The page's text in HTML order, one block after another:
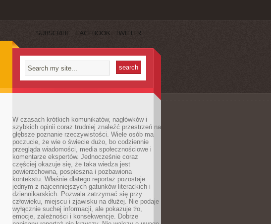
SUBSCRIBE FACEBOOK TWITTER
W czasach krótkich komunikatów, nagłówków i
szybkich opinii coraz trudniej znaleźć przestrzeń na
głębsze poznanie rzeczywistości. Wiele osób ma
poczucie, że wie o świecie dużo, bo codziennie
przegląda wiadomości, media społecznościowe i
komentarze ekspertów. Jednocześnie coraz
częściej okazuje się, że taka wiedza jest
powierzchowna, pospieszna i pozbawiona
kontekstu. Właśnie dlatego reportaż pozostaje
jednym z najcenniejszych gatunków literackich i
dziennikarskich. Pozwala zatrzymać się przy
człowieku, miejscu i zjawisku na dłużej. Nie podaje
wyłącznie suchej informacji, ale pokazuje tło,
emocje, zależności i konsekwencje. Dobrze